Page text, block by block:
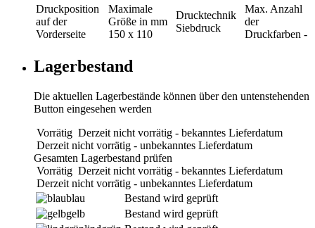
Druckposition
auf der
Vorderseite
Maximale
Größe in mm
150 x 110
Drucktechnik
Siebdruck
Max. Anzahl
der
Druckfarben -
Lagerbestand
Die aktuellen Lagerbestände können über den untenstehenden
Button eingesehen werden
Vorrätig Derzeit nicht vorrätig - bekanntes Lieferdatum
Derzeit nicht vorrätig - unbekanntes Lieferdatum
Gesamten Lagerbestand prüfen
Vorrätig Derzeit nicht vorrätig - bekanntes Lieferdatum
Derzeit nicht vorrätig - unbekanntes Lieferdatum
blau
Bestand wird geprüft
gelb
Bestand wird geprüft